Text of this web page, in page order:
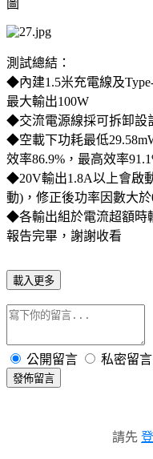
圖
測試總結：
◆內建1.5米充電線及
最大輸出100W
◆交流電源線採可拆卸設
◆空載下功耗最低
效率86.9%，最高效率
◆20V輸出1.8A以上會啟
動)，修正後功率因數大
◆各輸出組於電流超額時
報告完畢，謝謝收看
載入更多
公開留言 私密留言
發佈留言
請先